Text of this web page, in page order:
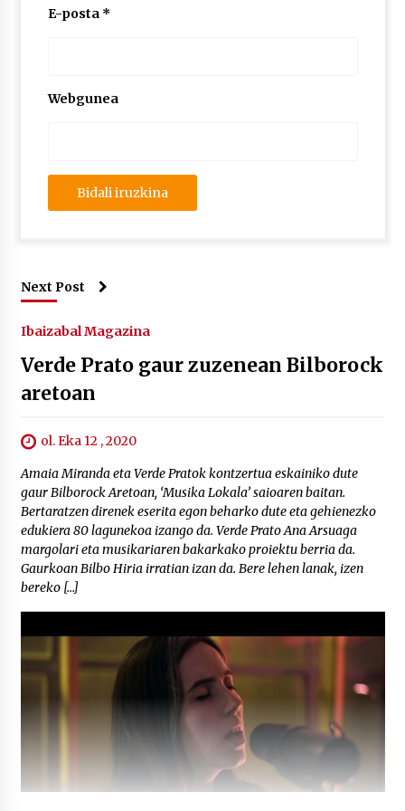
E-posta *
Webgunea
Next Post
Ibaizabal Magazina
Verde Prato gaur zuzenean Bilborock
aretoan
ol. Eka 12 , 2020
Amaia Miranda eta Verde Pratok kontzertua eskainiko dute
gaur Bilborock Aretoan, ‘Musika Lokala’ saioaren baitan.
Bertaratzen direnek eserita egon beharko dute eta gehienezko
edukiera 80 lagunekoa izango da. Verde Prato Ana Arsuaga
margolari eta musikariaren bakarkako proiektu berria da.
Gaurkoan Bilbo Hiria irratian izan da. Bere lehen lanak, izen
bereko […]